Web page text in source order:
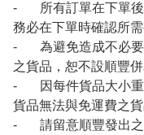
- 所有訂單在下單後
務必在下單時確認所
- 為避免造成不必要
之貨品，恕不設順豐併
- 因每件貨品大小重
貨品無法與免運費之
- 請留意順豐發出之